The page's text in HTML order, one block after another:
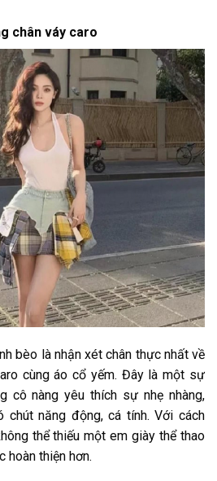
chân váy caro
bèo là nhận xét chân thực nhất về
cùng áo cổ yếm. Đây là một sự
cô nàng yêu thích sự nhẹ nhàng,
chút năng động, cá tính. Với cách
thể thiếu một em giày thể thao
thiện hơn.